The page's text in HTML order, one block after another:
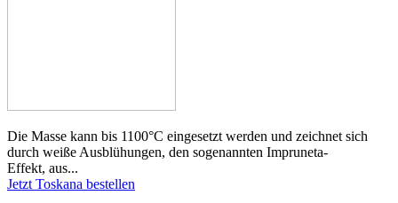
Die Masse kann bis 1100°C eingesetzt werden und zeichnet sich
durch weiße Ausblühungen, den sogenannten Impruneta-
Effekt, aus...
Jetzt Toskana bestellen